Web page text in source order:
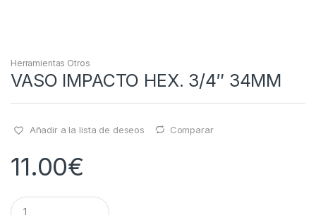
Herramientas Otros
VASO IMPACTO HEX. 3/4″ 34MM
Añadir a la lista de deseos Comparar
11.00€
Q